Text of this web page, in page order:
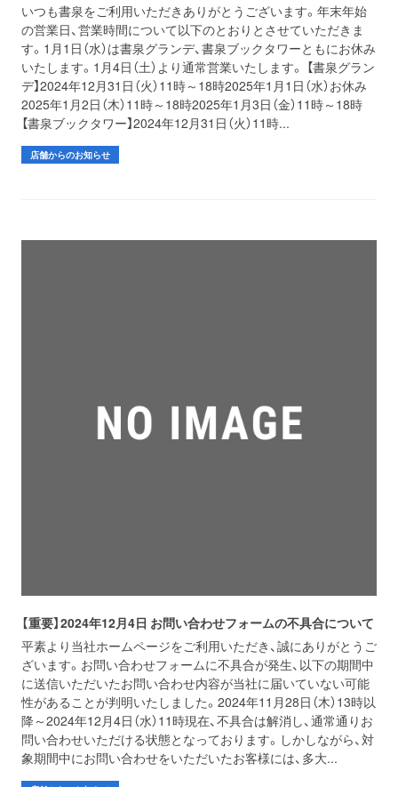
いつも書泉をご利用いただきありがとうございます。年末年始
の営業日、営業時間について以下のとおりとさせていただきま
す。1月1日（水）は書泉グランデ、書泉ブックタワーともにお休み
いたします。1月4日（土）より通常営業いたします。 【書泉グラン
デ】2024年12月31日（火）11時～18時2025年1月1日（水）お休み
2025年1月2日（木）11時～18時2025年1月3日（金）11時～18時
【書泉ブックタワー】2024年12月31日（火）11時...
店舗からのお知らせ
【重要】2024年12月4日 お問い合わせフォームの不具合について
平素より当社ホームページをご利用いただき、誠にありがとうご
ざいます。お問い合わせフォームに不具合が発生、以下の期間中
に送信いただいたお問い合わせ内容が当社に届いていない可能
性があることが判明いたしました。2024年11月28日（木）13時以
降～2024年12月4日（水）11時現在、不具合は解消し、通常通りお
問い合わせいただける状態となっております。しかしながら、対
象期間中にお問い合わせをいただいたお客様には、多大...